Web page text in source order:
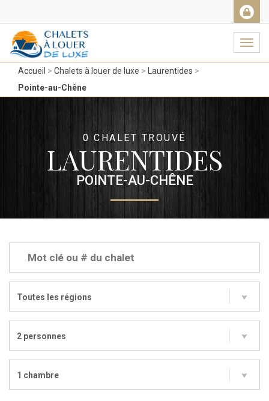
Accueil Chalets à louer de luxe
Laurentides
Pointe-au-Chêne
0 CHALET TROUVÉ
LAURENTIDES
POINTE-AU-CHÊNE
Toutes les régions
2 personnes
1 chambre